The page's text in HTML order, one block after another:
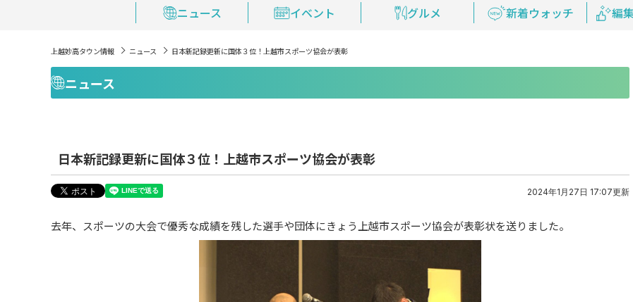
ニュース
イベント グルメ 新着ウォッチ 編
おくやみ情報
安全安心情報 天気 上越妙高百景
ライブ配信
見逃し配信 プレミアム
上越妙高タウン情報 ニュース 日本新記録更新に国体３位！上越市スポーツ協会が表彰
ニュース
日本新記録更新に国体３位！上越市スポーツ協会が表彰
2024年1月27日 17:07更新
去年、スポーツの大会で優秀な成績を残した選手や団体にきょう上越市スポーツ協会が表彰状を送りました。